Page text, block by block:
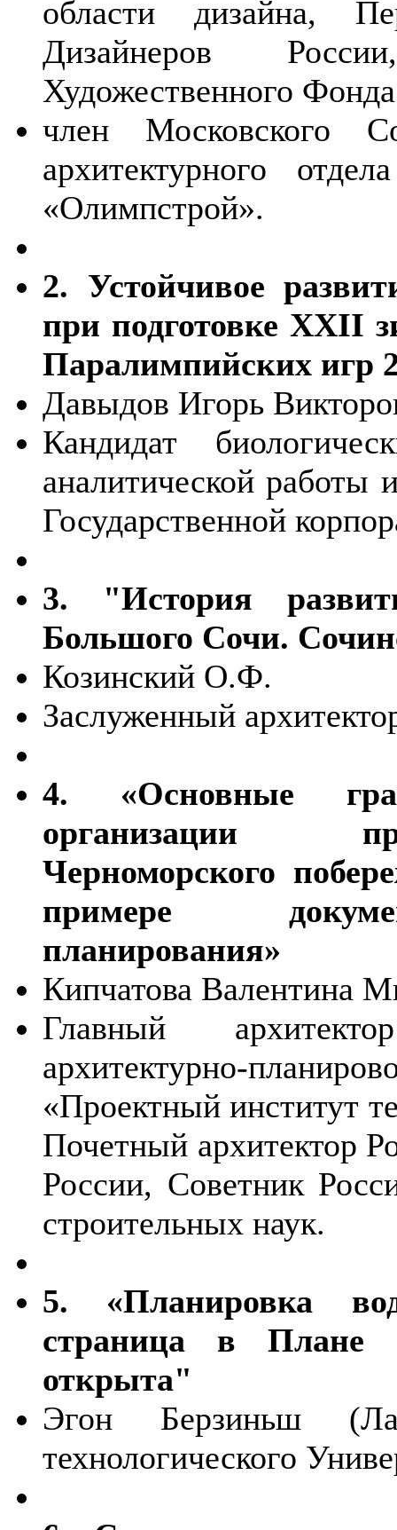
области дизайна,
Дизайнеров
Художественного
член Московского
архитектурного
«Олимпстрой».
2. Устойчивое
при подготовке XXII
Паралимпийских игр
Давыдов Игорь
Кандидат
аналитической работы
Государственной
3. "История
Большого Сочи.
Козинский О.Ф.
Заслуженный
4. «Основные
организации
Черноморского
примере
планирования»
Кипчатова Валентина
Главный
архитектурно-
«Проектный институт
Почетный архитектор
России, Советник
строительных наук.
5. «Планировка
страница в Плане
открыта"
Эгон Берзиньш
технологического